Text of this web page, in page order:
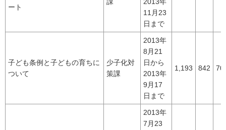
ート
11月23
日まで
子ども条例と子どもの育ちに
ついて
少子化対
策課
2013年
8月21
日から
2013年
9月17
日まで
1,193 842
2013年
7月23